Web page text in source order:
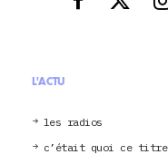
L'ACTU
les radios
c’était quoi ce titre